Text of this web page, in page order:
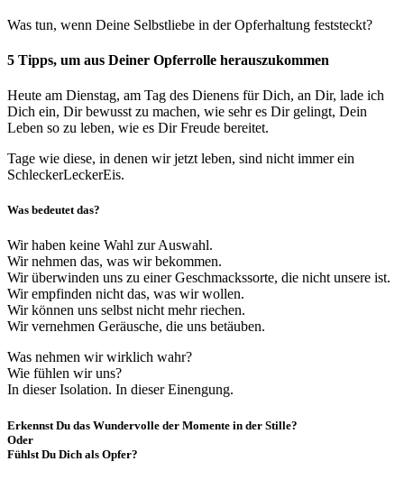
Was tun, wenn Deine Selbstliebe in der Opferhaltung feststeckt?
5 Tipps, um aus Deiner Opferrolle herauszukommen
Heute am Dienstag, am Tag des Dienens für Dich, an Dir, lade ich
Dich ein, Dir bewusst zu machen, wie sehr es Dir gelingt, Dein
Leben so zu leben, wie es Dir Freude bereitet.
Tage wie diese, in denen wir jetzt leben, sind nicht immer ein
SchleckerLeckerEis.
Was bedeutet das?
Wir haben keine Wahl zur Auswahl.
Wir nehmen das, was wir bekommen.
Wir überwinden uns zu einer Geschmackssorte, die nicht unsere ist.
Wir empfinden nicht das, was wir wollen.
Wir können uns selbst nicht mehr riechen.
Wir vernehmen Geräusche, die uns betäuben.
Was nehmen wir wirklich wahr?
Wie fühlen wir uns?
In dieser Isolation. In dieser Einengung.
Erkennst Du das Wundervolle der Momente in der Stille?
Oder
Fühlst Du Dich als Opfer?